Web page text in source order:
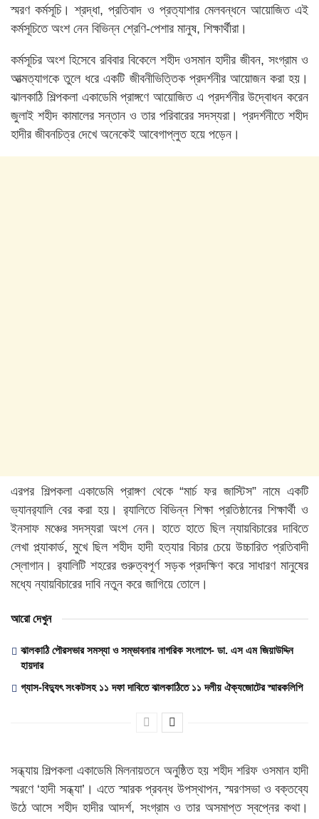
স্মরণ কর্মসূচি। শ্রদ্ধা, প্রতিবাদ ও প্রত্যাশার মেলবন্ধনে আয়োজিত এই
কর্মসূচিতে অংশ নেন বিভিন্ন শ্রেণি-পেশার মানুষ, শিক্ষার্থীরা।
কর্মসূচির অংশ হিসেবে রবিবার বিকেলে শহীদ ওসমান হাদীর জীবন, সংগ্রাম ও
আত্মত্যাগকে তুলে ধরে একটি জীবনীভিত্তিক প্রদর্শনীর আয়োজন করা হয়।
ঝালকাঠি শিল্পকলা একাডেমি প্রাঙ্গণে আয়োজিত এ প্রদর্শনীর উদ্বোধন করেন
জুলাই শহীদ কামালের সন্তান ও তার পরিবারের সদস্যরা। প্রদর্শনীতে শহীদ
হাদীর জীবনচিত্র দেখে অনেকেই আবেগাপ্লুত হয়ে পড়েন।
এরপর শিল্পকলা একাডেমি প্রাঙ্গণ থেকে “মার্চ ফর জাস্টিস” নামে একটি
ভ্যানর‍্যালি বের করা হয়। র‍্যালিতে বিভিন্ন শিক্ষা প্রতিষ্ঠানের শিক্ষার্থী ও
ইনসাফ মঞ্চের সদস্যরা অংশ নেন। হাতে হাতে ছিল ন্যায়বিচারের দাবিতে
লেখা প্ল্যাকার্ড, মুখে ছিল শহীদ হাদী হত্যার বিচার চেয়ে উচ্চারিত প্রতিবাদী
স্লোগান। র‍্যালিটি শহরের গুরুত্বপূর্ণ সড়ক প্রদক্ষিণ করে সাধারণ মানুষের
মধ্যে ন্যায়বিচারের দাবি নতুন করে জাগিয়ে তোলে।
আরো দেখুন
ঝালকাঠি পৌরসভার সমস্যা ও সম্ভাবনার নাগরিক সংলাপে- ডা. এস এম জিয়াউদ্দিন
হায়দার
গ্যাস-বিদ্যুৎ সংকটসহ ১১ দফা দাবিতে ঝালকাঠিতে ১১ দলীয় ঐক্যজোটের স্মারকলিপি
সন্ধ্যায় শিল্পকলা একাডেমি মিলনায়তনে অনুষ্ঠিত হয় শহীদ শরিফ ওসমান হাদী
স্মরণে ‘হাদী সন্ধ্যা’। এতে স্মারক প্রবন্ধ উপস্থাপন, স্মরণসভা ও বক্তব্যে
উঠে আসে শহীদ হাদীর আদর্শ, সংগ্রাম ও তার অসমাপ্ত স্বপ্নের কথা।